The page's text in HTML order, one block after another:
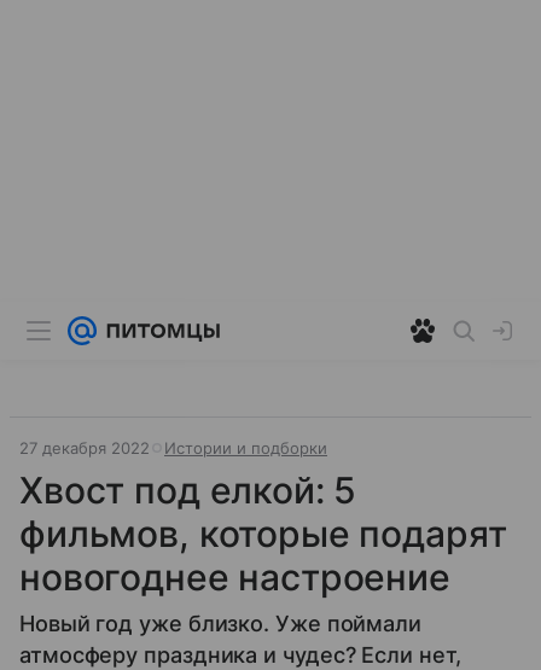
27 декабря 2022 Истории и подборки
Хвост под елкой: 5
фильмов, которые подарят
новогоднее настроение
Новый год уже близко. Уже поймали
атмосферу праздника и чудес? Если нет,